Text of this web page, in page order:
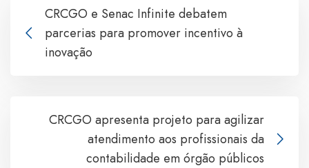
CRCGO e Senac Infinite debatem
parcerias para promover incentivo à
inovação
CRCGO apresenta projeto para agilizar
atendimento aos profissionais da
contabilidade em órgão públicos